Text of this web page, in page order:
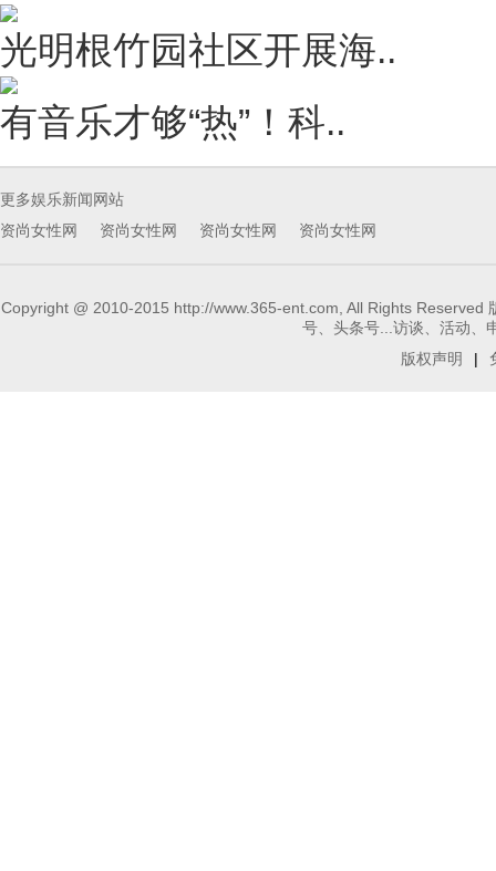
光明根竹园社区开展海..
有音乐才够“热”！科..
更多娱乐新闻网站
资尚女性网
资尚女性网 资尚女性网 资尚女性网
Copyright @ 2010-2015 http://www.365-ent.com, All Rights
号、头条号...访谈、活动、
版权声明
|